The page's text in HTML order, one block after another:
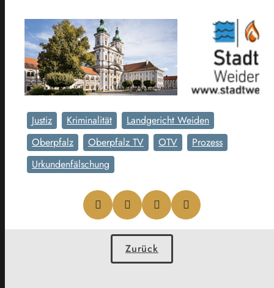
Justiz Kriminalität
Landgericht Weiden
Oberpfalz
Oberpfalz TV OTV
Prozess
Urkundenfälschung
Zurück